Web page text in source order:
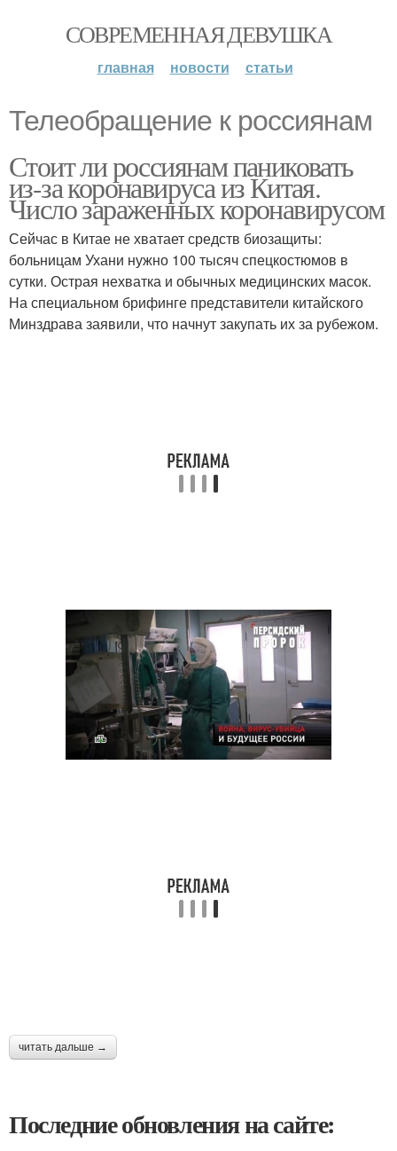
СОВРЕМЕННАЯ ДЕВУШКА
главная новости статьи
Телеобращение к россиянам
Стоит ли россиянам паниковать
из-за коронавируса из Китая.
Число зараженных коронавирусом
Сейчас в Китае не хватает средств биозащиты:
больницам Ухани нужно 100 тысяч спецкостюмов в
сутки. Острая нехватка и обычных медицинских масок.
На специальном брифинге представители китайского
Минздрава заявили, что начнут закупать их за рубежом.
читать дальше →
Последние обновления на сайте: